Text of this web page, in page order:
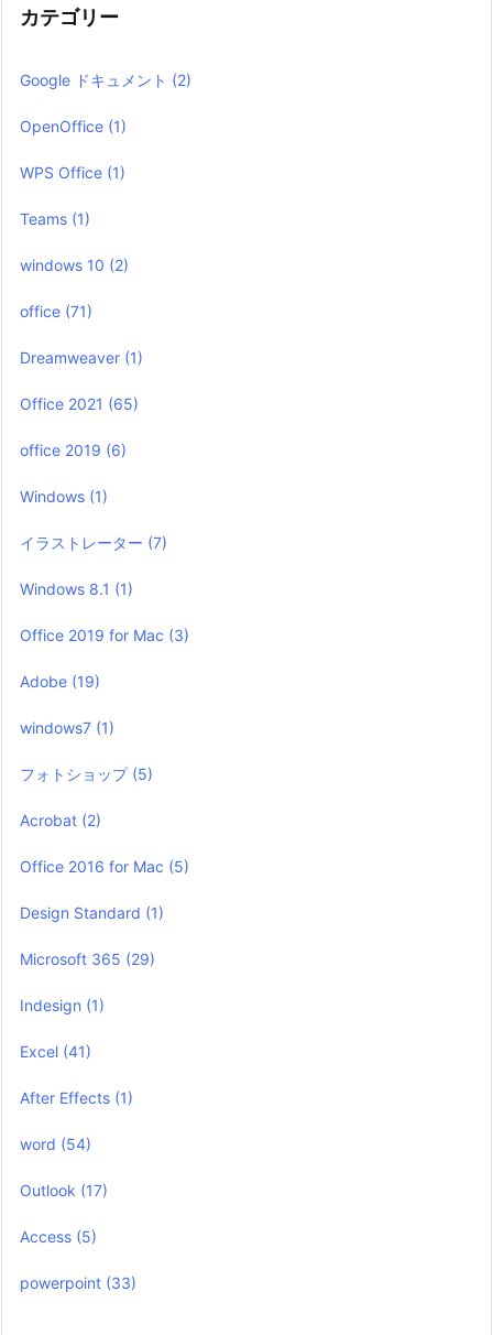
カテゴリー
Google ドキュメント (2)
OpenOffice (1)
WPS Office (1)
Teams (1)
windows 10 (2)
office (71)
Dreamweaver (1)
Office 2021 (65)
office 2019 (6)
Windows (1)
イラストレーター (7)
Windows 8.1 (1)
Office 2019 for Mac (3)
Adobe (19)
windows7 (1)
フォトショップ (5)
Acrobat (2)
Office 2016 for Mac (5)
Design Standard (1)
Microsoft 365 (29)
Indesign (1)
Excel (41)
After Effects (1)
word (54)
Outlook (17)
Access (5)
powerpoint (33)